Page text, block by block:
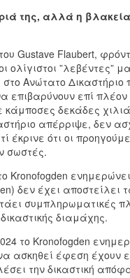
της, αλλά η
Gustave Flaubert‎‎,
ολίγιστοι ”λεβέντες”
στο Ανώτατο Δικαστήριο
επιβαρύνουν επί πλέον
κάμποσες δεκάδες
απέρριψε, δεν
έκρινε ότι οι
σωστές.
Kronofogden
δεν έχει
συμπληρωματικές
δικαστικής διαμάχης.
το Kronofogden
να ασκηθεί έφεση έχουν
την δικαστική